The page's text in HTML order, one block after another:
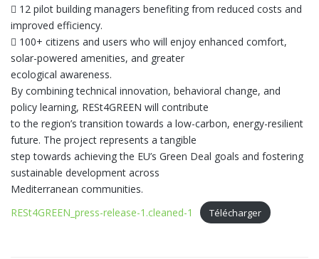
 12 pilot building managers benefiting from reduced costs and
improved efficiency.
 100+ citizens and users who will enjoy enhanced comfort,
solar-powered amenities, and greater
ecological awareness.
By combining technical innovation, behavioral change, and
policy learning, RESt4GREEN will contribute
to the region’s transition towards a low-carbon, energy-resilient
future. The project represents a tangible
step towards achieving the EU’s Green Deal goals and fostering
sustainable development across
Mediterranean communities.
RESt4GREEN_press-release-1.cleaned-1
Télécharger